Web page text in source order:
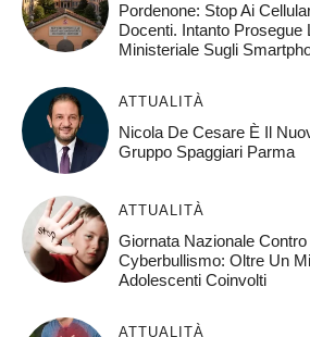
Pordenone: Stop Ai
Docenti. Intanto Prosegue
Ministeriale Sugli
ATTUALITÀ
Nicola De Cesare È Il
Gruppo Spaggiari Parma
ATTUALITÀ
Giornata Nazionale
Cyberbullismo: Oltre Un
Adolescenti Coinvolti
ATTUALITÀ